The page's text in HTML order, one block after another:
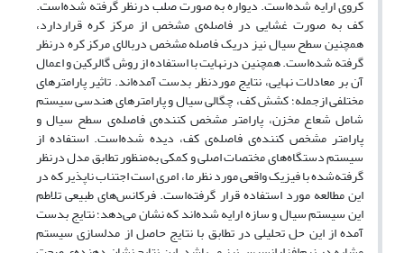
کروی ارایه شده‌است. دیواره به صورت صلب درنظر گرفته شده‌است.
کف به صورت غشایی در فاصله‌ی مشخص از مرکز کره قراردارد،
همچنین سطح سیال نیز دریک فاصله مشخص دربالای مرکز کره درنظر
گرفته شده‌است. همچنین درنهایت با استفاده از روش گالرکین و اعمال
آن بر معادلات نهایی، نتایج موردنظر بدست آمده‌اند. تاثیر پارامترهای
مختلفی ازجمله؛ کشش کف، چگالی سیال و پارامترهای هندسی سیستم
شامل شعاع مخزن، پارامتر مشخص کننده‌ی فاصله‌ی سطح سیال و
پارامتر مشخص کننده‌ی فاصله‌ی کف، دیده شده‌است. استفاده از
سیستم دستگاه‌های مختصات اصلی و کمکی به‌منظور تطابق مدل درنظر
گرفته‌شده با فیزیک واقعی مورد نظر ما، امری است اجتناب ناپذیر که در
این مطالعه مورد استفاده قرار گرفته‌است. فرکانس‌های طبیعی تلاطم
این سیستم سیال و سازه ارایه شده‌اند که نشان می‌دهد؛ نتایج بدست
آمده از این حل تحلیلی در تطابق با نتایج حاصل از مدلسازی سیستم